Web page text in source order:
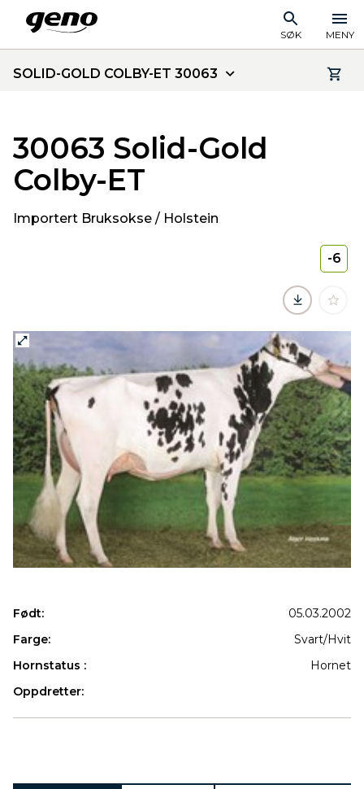
SØK MENY
SOLID-GOLD COLBY-ET 30063
30063 Solid-Gold
Colby-ET
Importert Bruksokse / Holstein
-6
Født:
05.03.2002
Farge:
Svart/Hvit
Hornstatus :
Hornet
Oppdretter: